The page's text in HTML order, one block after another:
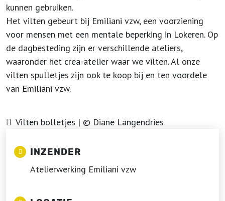
kunnen gebruiken.
Het vilten gebeurt bij Emiliani vzw, een voorziening
voor mensen met een mentale beperking in Lokeren. Op
de dagbesteding zijn er verschillende ateliers,
waaronder het crea-atelier waar we vilten. Al onze
vilten spulletjes zijn ook te koop bij en ten voordele
van Emiliani vzw.
Vilten bolletjes | © Diane Langendries
INZENDER
Atelierwerking Emiliani vzw